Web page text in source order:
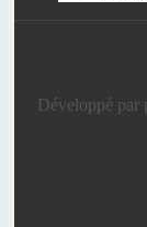
Développé par